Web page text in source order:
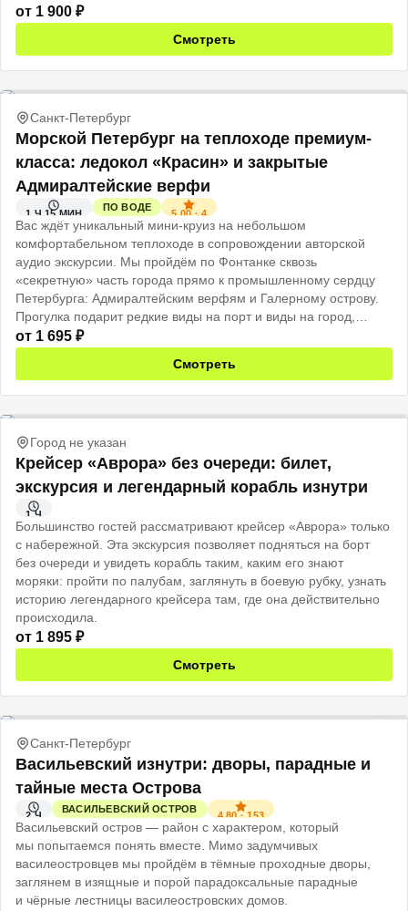
потом открытая палуба теплохода, и тот же город смотрит на
вас уже совсем иначе.
от 1 900 ₽
Смотреть
Санкт-Петербург
Морской Петербург на теплоходе премиум-
класса: ледокол «Красин» и закрытые
Адмиралтейские верфи
1 Ч 15 МИН
ПО ВОДЕ
5.00· 4
Вас ждёт уникальный мини-круиз на небольшом
комфортабельном теплоходе в сопровождении авторской
аудио экскурсии. Мы пройдём по Фонтанке сквозь
«секретную» часть города прямо к промышленному сердцу
Петербурга: Адмиралтейским верфям и Галерному острову.
Прогулка подарит редкие виды на порт и виды на город,
каким его видят моряки.
Подходит и для семей с детьми, их тоже захватит дух
от 1 695 ₽
Смотреть
Город не указан
Крейсер «Аврора» без очереди: билет,
экскурсия и легендарный корабль изнутри
1 Ч
Большинство гостей рассматривают крейсер «Аврора» только
с набережной. Эта экскурсия позволяет подняться на борт
без очереди и увидеть корабль таким, каким его знают
моряки: пройти по палубам, заглянуть в боевую рубку, узнать
историю легендарного крейсера там, где она действительно
происходила.
от 1 895 ₽
Смотреть
Санкт-Петербург
Васильевский изнутри: дворы, парадные и
тайные места Острова
2 Ч
ВАСИЛЬЕВСКИЙ ОСТРОВ
4.80·153
Васильевский остров — район с характером, который
мы попытаемся понять вместе. Мимо задумчивых
василеостровцев мы пройдём в тёмные проходные дворы,
заглянем в изящные и порой парадоксальные парадные
и чёрные лестницы василеостровских домов.